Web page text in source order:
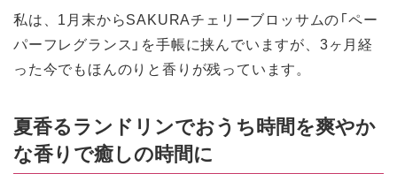
私は、1月末からSAKURAチェリーブロッサムの「ペー
パーフレグランス」を手帳に挟んでいますが、3ヶ月経
った今でもほんのりと香りが残っています。
夏香るランドリンでおうち時間を爽やか
な香りで癒しの時間に